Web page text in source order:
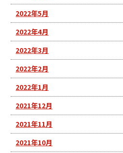
2022年5月
2022年4月
2022年3月
2022年2月
2022年1月
2021年12月
2021年11月
2021年10月